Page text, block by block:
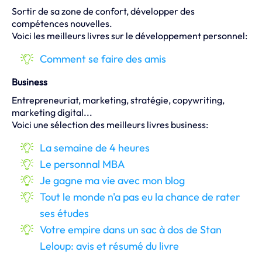
Sortir de sa zone de confort, développer des
compétences nouvelles.
Voici les meilleurs livres sur le développement personnel:
Comment se faire des amis
Business
Entrepreneuriat, marketing, stratégie, copywriting,
marketing digital...
Voici une sélection des meilleurs livres business:
La semaine de 4 heures
Le personnal MBA
Je gagne ma vie avec mon blog
Tout le monde n'a pas eu la chance de rater
ses études
Votre empire dans un sac à dos de Stan
Leloup: avis et résumé du livre